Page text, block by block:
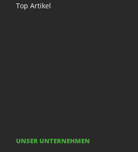
Top Artikel
UNSER UNTERNEHMEN